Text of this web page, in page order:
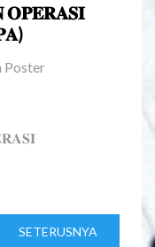
Poster
SETERUSNYA